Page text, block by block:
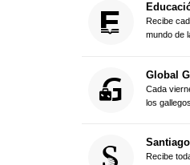
Recibe
mundo de
Global
Cada
los
Santiago
Recibe